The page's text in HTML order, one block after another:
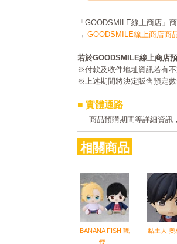
「GOODSMILE線上商店」商
→ GOODSMILE線上商店商
若於GOODSMILE線上商店
※付款及收件地址資訊若有不
※上述期間將決定販售預定數
■ 實體通路
商品預購期間等詳細資訊
相關商品
BANANA FISH 戰
慄...
黏土人 奧